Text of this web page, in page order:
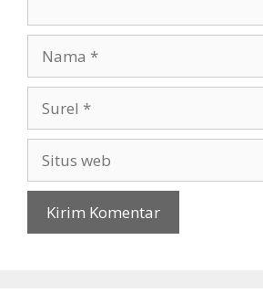
web